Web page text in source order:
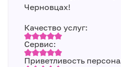
Черновцах!
Качество услуг:
Сервис:
Приветливость